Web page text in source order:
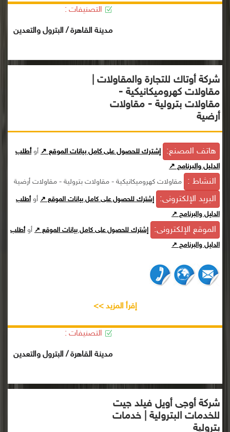
التصنيفات :
مدينة القاهرة / البترول والتعدين
شركة أوتاك للتجارة والمقاولات |
مقاولات كهروميكانيكية -
مقاولات بترولية - مقاولات
أرضية
هاتف المصنع: إشترك للحصول على كامل بيانات الموقع ↗ أوأطلب
الدليل والبرنامج ↗
النشاط : مقاولات كهروميكانيكية - مقاولات بترولية - مقاولات أرضية
البريد الإلكترونى: إشترك للحصول على كامل بيانات الموقع ↗ أوأطلب
الدليل والبرنامج ↗
الموقع الإلكترونى: إشترك للحصول على كامل بيانات الموقع ↗ أوأطلب
الدليل والبرنامج ↗
إقرأ المزيد >>
التصنيفات :
مدينة القاهرة / البترول والتعدين
شركة أوجى أويل فيلد جيت
للخدمات البترولية | خدمات
بترولية